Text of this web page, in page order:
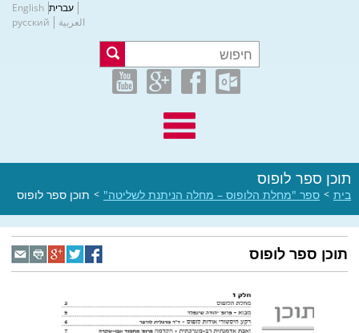
עברית English
русский
العربية
תוכן ספר לופוס
בית > ספר "מחלת הלופוס – מחלה הניתנת לשליטה" > תוכן ספר לופוס
תוכן ספר לופוס